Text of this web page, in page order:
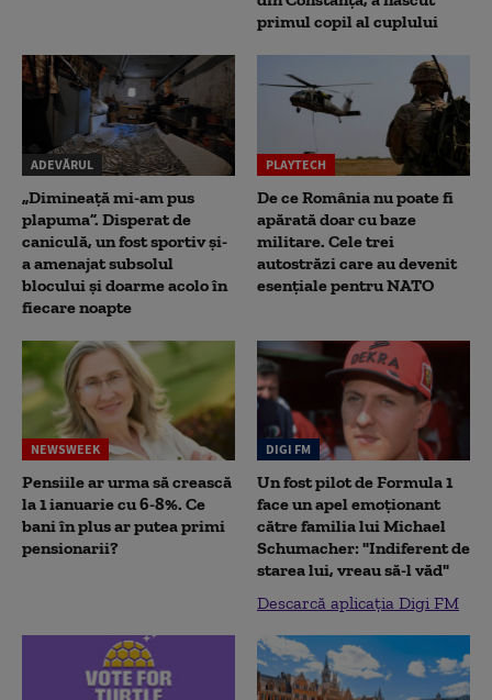
primul copil al cuplului
ADEVĂRUL
„Dimineață mi-am pus
plapuma”. Disperat de
caniculă, un fost sportiv și-
a amenajat subsolul
blocului și doarme acolo în
fiecare noapte
PLAYTECH
De ce România nu poate fi
apărată doar cu baze
militare. Cele trei
autostrăzi care au devenit
esențiale pentru NATO
NEWSWEEK
Pensiile ar urma să crească
la 1 ianuarie cu 6-8%. Ce
bani în plus ar putea primi
pensionarii?
DIGI FM
Un fost pilot de Formula 1
face un apel emoționant
către familia lui Michael
Schumacher: "Indiferent de
starea lui, vreau să-l văd"
Descarcă aplicația Digi FM